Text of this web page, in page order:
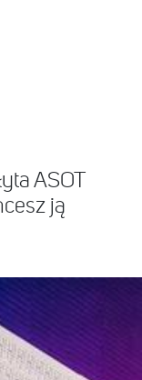
ASOT
ją